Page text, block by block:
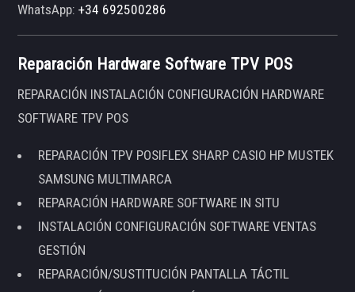
WhatsApp:+34 692500286
Reparación Hardware Software TPV POS
REPARACIÓN INSTALACIÓN CONFIGURACIÓN HARDWARE
SOFTWARE TPV POS
REPARACIÓN TPV POSIFLEX SHARP CASIO HP MUSTEK
SAMSUNG MULTIMARCA
REPARACIÓN HARDWARE SOFTWARE IN SITU
INSTALACIÓN CONFIGURACIÓN SOFTWARE VENTAS
GESTIÓN
REPARACIÓN/SUSTITUCIÓN PANTALLA TÁCTIL